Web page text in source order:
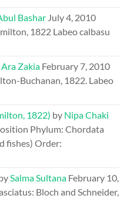
Bashar July 4, 2010
1822 Labeo calbasu
Zakia February 7, 2010
Buchanan, 1822. Labeo
1822) by Nipa Chaki
Phylum: Chordata
fishes) Order:
Salma Sultana February 10,
Bloch and Schneider,